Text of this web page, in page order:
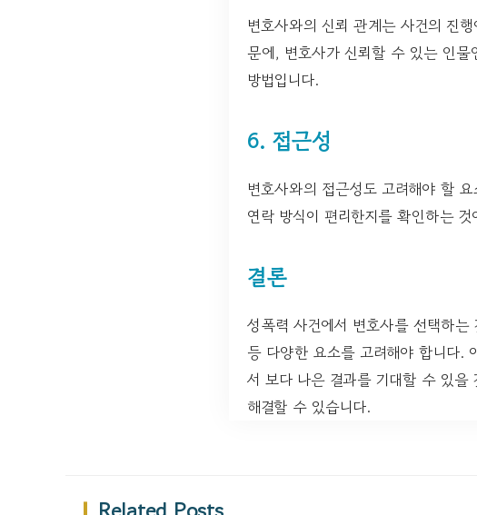
변호사와의 신뢰 관계는 사건의 진
문에, 변호사가 신뢰할 수 있는 인
방법입니다.
6. 접근성
변호사와의 접근성도 고려해야 할
연락 방식이 편리한지를 확인하는
결론
성폭력 사건에서 변호사를 선택하
등 다양한 요소를 고려해야 합니다.
서 보다 나은 결과를 기대할 수 있을
해결할 수 있습니다.